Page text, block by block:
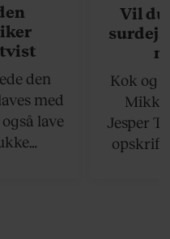
tvist
den
med
lave
Vil du
Kok og
Jesper
opskrift